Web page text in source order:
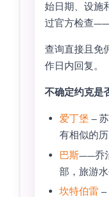
始日期、设施
过官方检查——
查询直接且免
作日内回复。
不确定约克是
爱丁堡 –
有相似的
巴斯——乔
部，旅游
坎特伯雷 –